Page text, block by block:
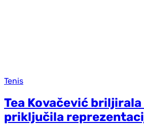
Tenis
Tea Kovačević
priključila